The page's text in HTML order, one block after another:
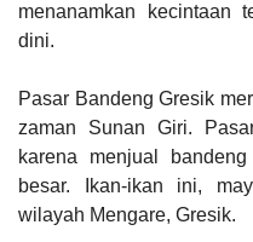
menanamkan kecintaan
dini.
Pasar Bandeng Gresik
zaman Sunan Giri.
karena menjual
besar. Ikan-ikan ini,
wilayah Mengare, Gresik.